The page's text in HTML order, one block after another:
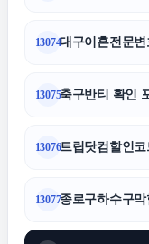
13074대구이혼전문변
13075축구반티 확인
13076트립닷컴할인코
13077종로구하수구막